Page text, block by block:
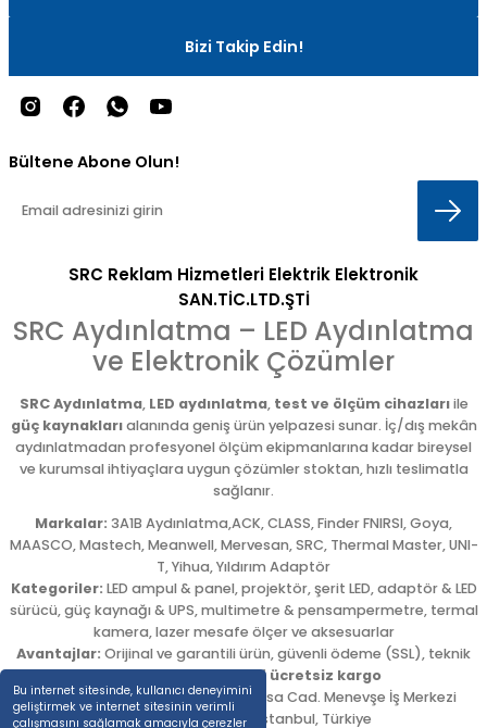
Bu internet sitesinde, kullanıcı deneyimini
geliştirmek ve internet sitesinin verimli
çalışmasını sağlamak amacıyla çerezler
Bizi Takip Edin!
Bültene Abone Olun!
SRC Reklam Hizmetleri Elektrik Elektronik
SAN.TİC.LTD.ŞTİ
SRC Aydınlatma – LED Aydınlatma
ve Elektronik Çözümler
SRC Aydınlatma, LED aydınlatma, test ve ölçüm cihazlarıile
güç kaynaklarıalanında geniş ürün yelpazesi sunar. İç/dış mekân
aydınlatmadan profesyonel ölçüm ekipmanlarına kadar bireysel
ve kurumsal ihtiyaçlara uygun çözümler stoktan, hızlı teslimatla
sağlanır.
Markalar: 3A1B Aydınlatma,ACK, CLASS, Finder FNIRSI, Goya,
MAASCO, Mastech, Meanwell, Mervesan, SRC, Thermal Master, UNI-
T, Yihua, Yıldırım Adaptör
Kategoriler: LED ampul & panel, projektör, şerit LED, adaptör & LED
sürücü, güç kaynağı & UPS, multimetre & pensampermetre, termal
kamera, lazer mesafe ölçer ve aksesuarlar
Avantajlar: Orijinal ve garantili ürün, güvenli ödeme (SSL), teknik
destek,5.000 TL üzeri ücretsiz kargo
Adres: Emekyemez Mah. Okçumusa Cad. Menevşe İş Merkezi
No:22/58,Beyoğlu/ İstanbul, Türkiye